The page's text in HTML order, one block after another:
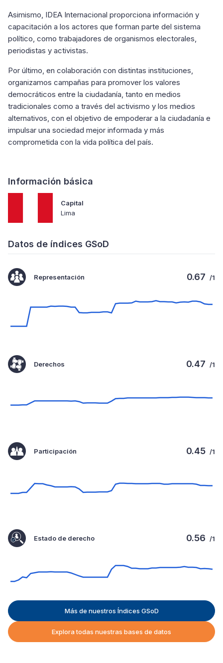
Asimismo, IDEA Internacional proporciona información y
capacitación a los actores que forman parte del sistema
político, como trabajadores de organismos electorales,
periodistas y activistas.
Por último, en colaboración con distintas instituciones,
organizamos campañas para promover los valores
democráticos entre la ciudadanía, tanto en medios
tradicionales como a través del activismo y los medios
alternativos, con el objetivo de empoderar a la ciudadanía e
impulsar una sociedad mejor informada y más
comprometida con la vida política del país.
Información básica
Capital
Lima
Datos de índices GSoD
Representación 0.67 /1
Derechos 0.47 /1
Participación 0.45 /1
Estado de derecho 0.56 /1
Más de nuestros Índices GSoD
Explora todas nuestras bases de datos